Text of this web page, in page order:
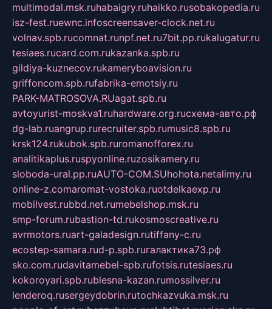
multimodal.msk.ruhabaigry.ruhaikko.rusobakopedia.ru
isz-fest.ruewnc.infoscreensaver-clock.net.ru
volnav.spb.rucomnat.runpf.net.ru7bit.pp.rukalugatur.ru
tesiaes.rucard.com.rukazanka.spb.ru
gildiya-kuznecov.rukameryboavision.ru
griffoncom.spb.rufabrika-emotsiy.ru
PARK-MATROSOVA.RUagat.spb.ru
avtoyurist-moskva1.ruhardware.org.ruсхема-авто.рф
dg-lab.ruangrup.rurecruiter.spb.rumusic8.spb.ru
krsk124.rukubok.spb.ruromanofforex.ru
analitikaplus.ruspyonline.ruzosikamery.ru
sloboda-ural.pp.ruAUTO-COM.SUhohota.netalimy.ru
online-z.comaromat-vostoka.ruotdelkaexp.ru
mobilvest.rubbd.net.rumebelshop.msk.ru
smp-forum.rubastion-td.rukosmoscreative.ru
avrmotors.ruart-galadesign.rutiffany-c.ru
ecostep-samara.rud-p.spb.ruгалактика73.рф
sko.com.rudavitamebel-spb.rufotsis.rutesiaes.ru
kokoroyari.spb.rublesna-kazan.rumossilver.ru
lenderoq.rusergeydobrin.rutochkazvuka.msk.ru